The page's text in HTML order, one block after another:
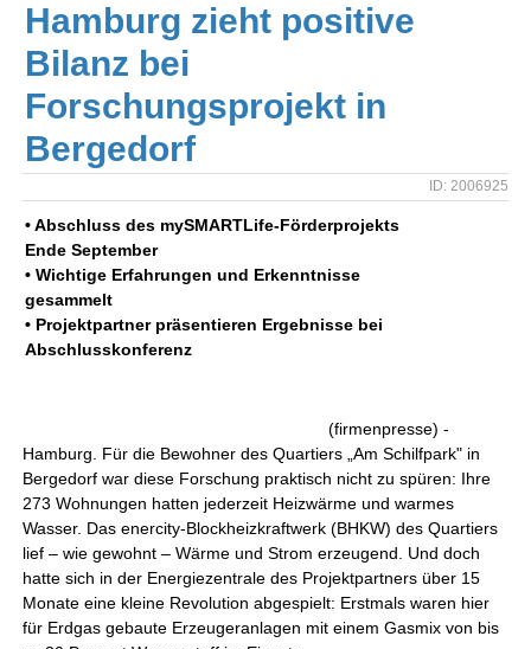
Hamburg zieht positive
Bilanz bei
Forschungsprojekt in
Bergedorf
ID: 2006925
• Abschluss des mySMARTLife-Förderprojekts
Ende September
• Wichtige Erfahrungen und Erkenntnisse
gesammelt
• Projektpartner präsentieren Ergebnisse bei
Abschlusskonferenz
(firmenpresse) -
Hamburg. Für die Bewohner des Quartiers „Am Schilfpark" in
Bergedorf war diese Forschung praktisch nicht zu spüren: Ihre
273 Wohnungen hatten jederzeit Heizwärme und warmes
Wasser. Das enercity-Blockheizkraftwerk (BHKW) des Quartiers
lief – wie gewohnt – Wärme und Strom erzeugend. Und doch
hatte sich in der Energiezentrale des Projektpartners über 15
Monate eine kleine Revolution abgespielt: Erstmals waren hier
für Erdgas gebaute Erzeugeranlagen mit einem Gasmix von bis